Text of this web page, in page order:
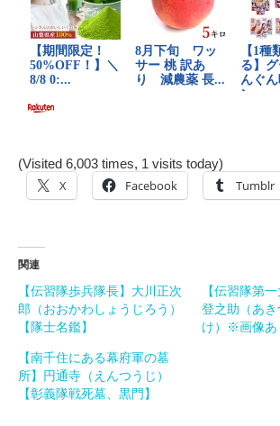
(Visited 6,003 times, 1 visits today)
X Facebook Tumblr
関連
【伝習隊歩兵隊長】大川正次
郎（おおかわしょうじろう）
【隊士名鑑】
【伝習隊第
登之助（あ
け）※画像あ
【南千住にある幕府軍の墓
所】円通寺（えんつうじ）
【彰義隊戦死墓、黒門】